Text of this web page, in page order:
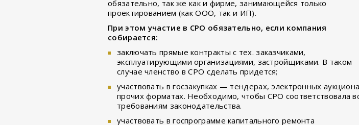
обязательно, так же как и фирме, занимающейся только
проектированием (как ООО, так и ИП).
При этом участие в СРО обязательно, если компания
собирается:
заключать прямые контракты с тех. заказчиками,
эксплуатирующими организациями, застройщиками. В таком
случае членство в СРО сделать придется;
участвовать в госзакупках — тендерах, электронных
прочих форматах. Необходимо, чтобы СРО соответствовала
требованиям законодательства.
участвовать в госпрограмме капитального ремонта